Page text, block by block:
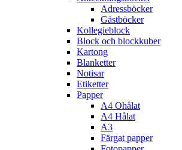
Adressböcker
Gästböcker
Kollegieblock
Block och blockkuber
Kartong
Blanketter
Notisar
Etiketter
Papper
A4 Ohålat
A4 Hålat
A3
Färgat papper